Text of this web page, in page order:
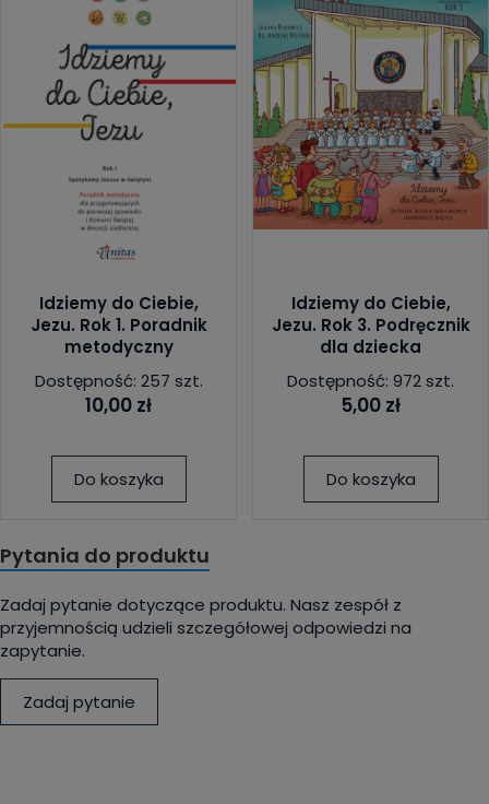
Idziemy do Ciebie,
Jezu. Rok 1. Poradnik
metodyczny
Dostępność: 257 szt.
10,00 zł
Do koszyka
Idziemy do Ciebie,
Jezu. Rok 3. Podręcznik
dla dziecka
Dostępność: 972 szt.
5,00 zł
Do koszyka
Pytania do produktu
Zadaj pytanie dotyczące produktu. Nasz zespół z
przyjemnością udzieli szczegółowej odpowiedzi na
zapytanie.
Zadaj pytanie